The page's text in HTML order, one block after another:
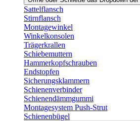
Sattelflansch
Stirnflansch
Montagewinkel
Winkelkonsolen
Trägerkrallen
Schiebemuttern
Hammerkopfschrauben
Endstopfen
Sicherungsklammern
Schienenverbinder
Schienendämmgummi
Montagesystem Push-Strut
Schienenbügel